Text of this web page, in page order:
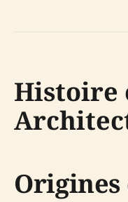
Histoire